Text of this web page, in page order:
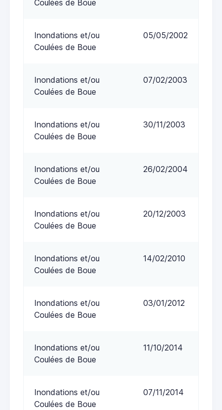
Coulées de Boue
Inondations et/ou
Coulées de Boue
05/05/2002
Inondations et/ou
Coulées de Boue
07/02/2003
Inondations et/ou
Coulées de Boue
30/11/2003
Inondations et/ou
Coulées de Boue
26/02/2004
Inondations et/ou
Coulées de Boue
20/12/2003
Inondations et/ou
Coulées de Boue
14/02/2010
Inondations et/ou
Coulées de Boue
03/01/2012
Inondations et/ou
Coulées de Boue
11/10/2014
Inondations et/ou
Coulées de Boue
07/11/2014